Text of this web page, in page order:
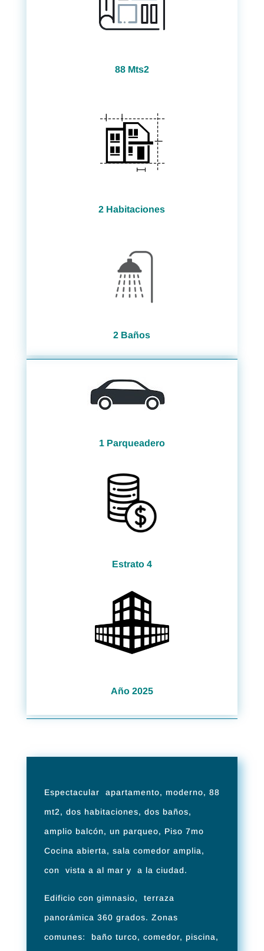
88 Mts2
2 Habitaciones
2 Baños
1 Parqueadero
Estrato 4
Año 2025
Espectacular apartamento, moderno, 88
mt2, dos habitaciones, dos baños,
amplio balcón, un parqueo, Piso 7mo
Cocina abierta, sala comedor amplia,
con vista a al mar y a la ciudad.
Edificio con gimnasio, terraza
panorámica 360 grados. Zonas
comunes: baño turco, comedor, piscina,